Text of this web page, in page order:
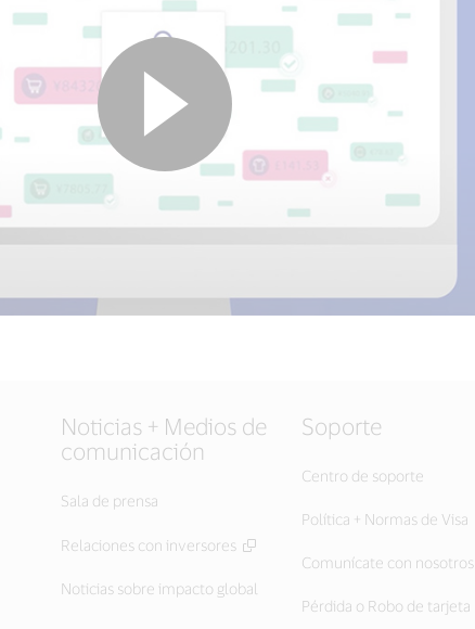
Noticias + Medios de
comunicación
Sala de prensa
Relaciones con inversores
Noticias sobre impacto global
Soporte
Centro de soporte
Política + Normas de Visa
Comunícate con nosotros
Pérdida o Robo de tarjeta